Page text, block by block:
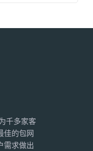
千多家客
佳的包网
需求做出